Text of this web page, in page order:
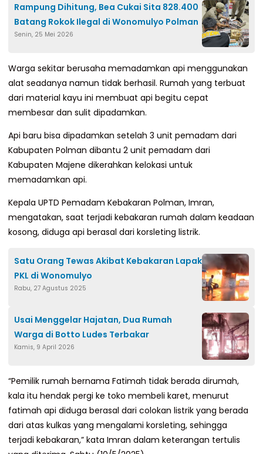
Rampung Dihitung, Bea Cukai Sita 828.400
Batang Rokok Ilegal di Wonomulyo Polman
Senin, 25 Mei 2026
Warga sekitar berusaha memadamkan api menggunakan
alat seadanya namun tidak berhasil. Rumah yang terbuat
dari material kayu ini membuat api begitu cepat
membesar dan sulit dipadamkan.
Api baru bisa dipadamkan setelah 3 unit pemadam dari
Kabupaten Polman dibantu 2 unit pemadam dari
Kabupaten Majene dikerahkan kelokasi untuk
memadamkan api.
Kepala UPTD Pemadam Kebakaran Polman, Imran,
mengatakan, saat terjadi kebakaran rumah dalam keadaan
kosong, diduga api berasal dari korsleting listrik.
Satu Orang Tewas Akibat Kebakaran Lapak
PKL di Wonomulyo
Rabu, 27 Agustus 2025
Usai Menggelar Hajatan, Dua Rumah
Warga di Botto Ludes Terbakar
Kamis, 9 April 2026
“Pemilik rumah bernama Fatimah tidak berada dirumah,
kala itu hendak pergi ke toko membeli karet, menurut
fatimah api diduga berasal dari colokan listrik yang berada
dari atas kulkas yang mengalami korsleting, sehingga
terjadi kebakaran,” kata Imran dalam keterangan tertulis